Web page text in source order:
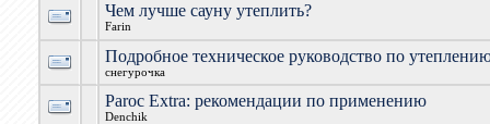
Чем лучше сауну утеплить?
Farin
Подробное техническое руководство по
снегурочка
Paroc Extra: рекомендации по применению
Denchik